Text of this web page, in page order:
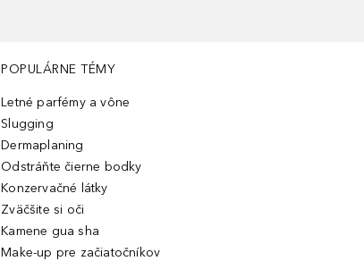
POPULÁRNE TÉMY
Letné parfémy a vône
Slugging
Dermaplaning
Odstráňte čierne bodky
Konzervačné látky
Zväčšite si oči
Kamene gua sha
Make-up pre začiatočníkov